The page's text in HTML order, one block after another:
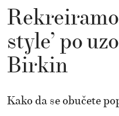
style’ po
Birkin
Kako da se obučete